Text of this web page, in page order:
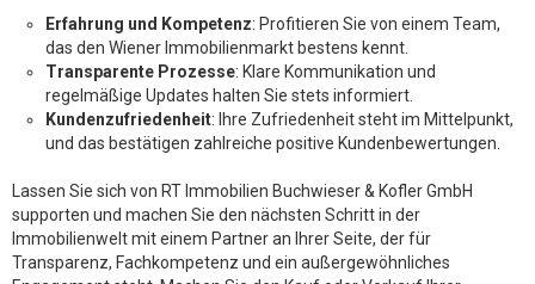
Erfahrung und Kompetenz: Profitieren Sie von einem Team,
das den Wiener Immobilienmarkt bestens kennt.
Transparente Prozesse: Klare Kommunikation und
regelmäßige Updates halten Sie stets informiert.
Kundenzufriedenheit: Ihre Zufriedenheit steht im Mittelpunkt,
und das bestätigen zahlreiche positive Kundenbewertungen.
Lassen Sie sich von RT Immobilien Buchwieser & Kofler GmbH
supporten und machen Sie den nächsten Schritt in der
Immobilienwelt mit einem Partner an Ihrer Seite, der für
Transparenz, Fachkompetenz und ein außergewöhnliches